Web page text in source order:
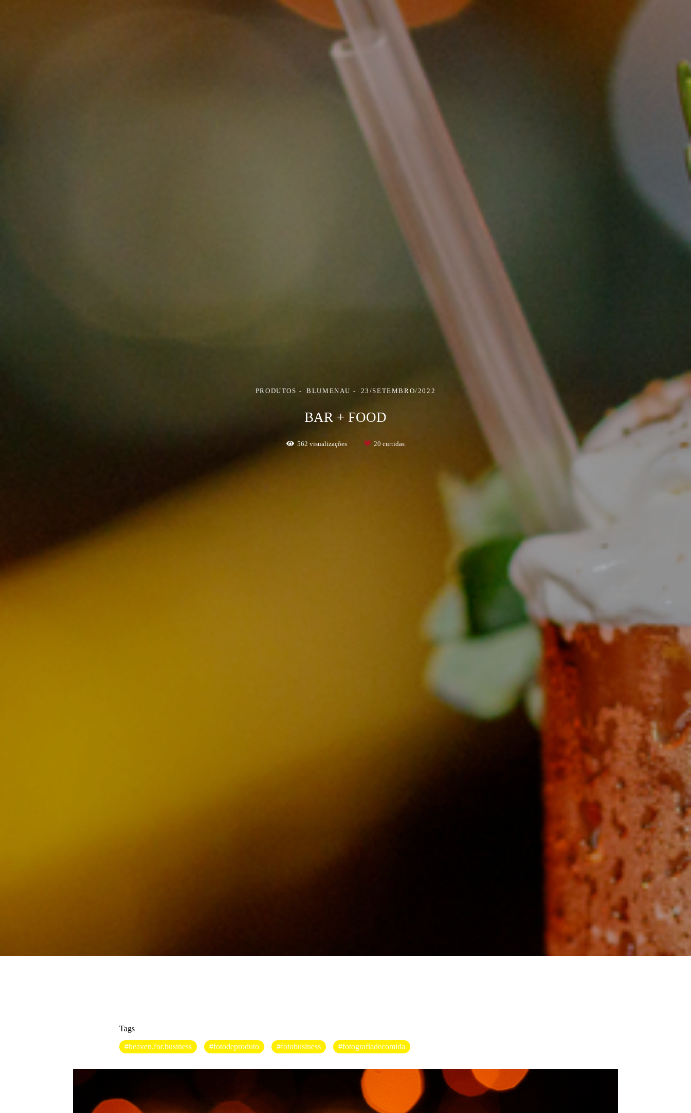
PRODUTOS BLUMENAU 23/SETEMBRO/2022
BAR + FOOD
562 visualizações 20 curtidas
Tags
#heaven.for.business #fotodeproduto #fotobusiness #fotografiadecomida